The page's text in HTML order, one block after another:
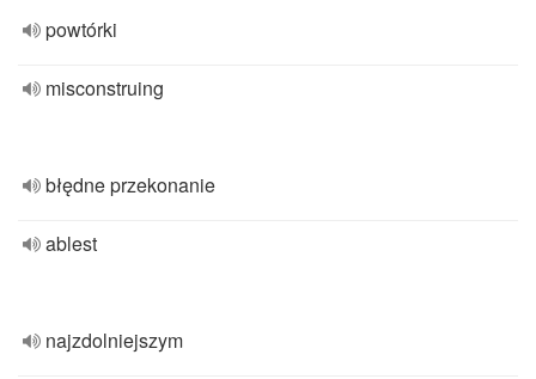
powtórki
misconstruing
błędne przekonanie
ablest
najzdolniejszym